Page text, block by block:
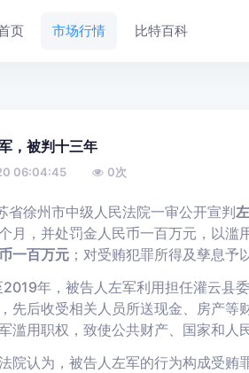
页 市场行情 比特百科
，被判十三年
06:04:45 0次
省徐州市中级人民法院一审公开宣判
月，并处罚金人民币一百万元，以滥
一百万元；对受贿犯罪所得及孳息予
年，被告人左军利用担任灌云县
先后收受相关人员所送现金、房产
滥用职权，致使公共财产、国家和人
院认为，被告人左军的行为构成受贿